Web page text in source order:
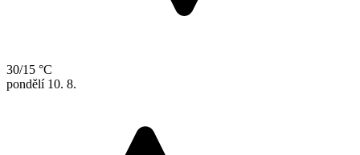
30/15 °C
pondělí 10. 8.